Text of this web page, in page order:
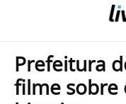
Prefeitura
filme sobre